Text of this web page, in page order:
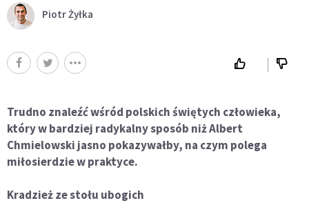
Piotr Żyłka
Trudno znaleźć wśród polskich świętych człowieka,
który w bardziej radykalny sposób niż Albert
Chmielowski jasno pokazywałby, na czym polega
miłosierdzie w praktyce.
Kradzież ze stołu ubogich